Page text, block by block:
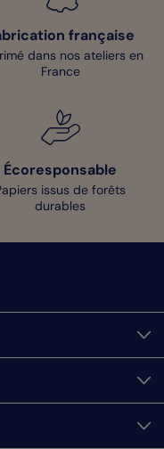
française
dans nos ateliers en
France
Écoresponsable
issus de forêts
durables